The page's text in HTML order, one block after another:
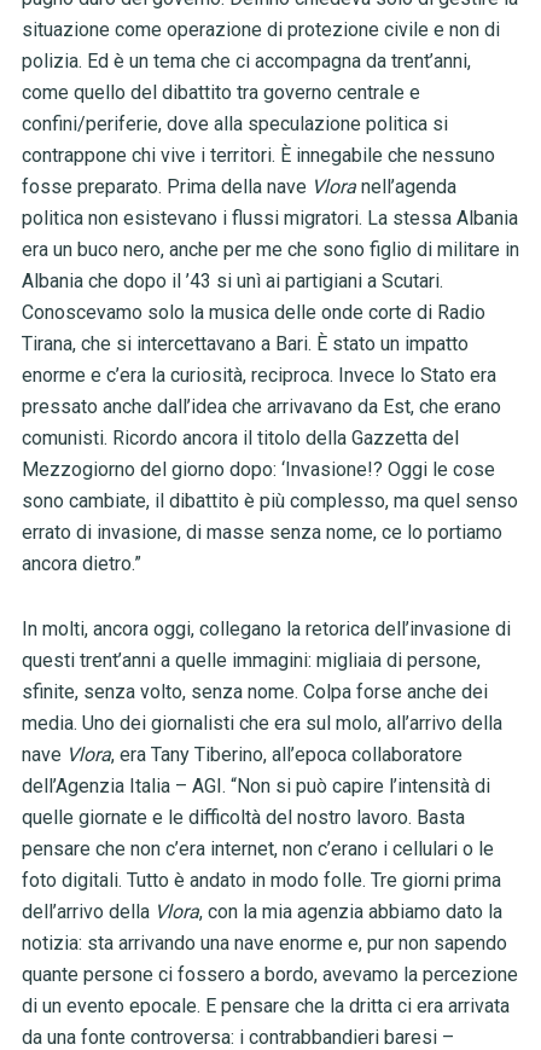
situazione come operazione di protezione civile e non di
polizia. Ed è un tema che ci accompagna da trent’anni,
come quello del dibattito tra governo centrale e
confini/periferie, dove alla speculazione politica si
contrappone chi vive i territori. È innegabile che nessuno
fosse preparato. Prima della nave Vloranell’agenda
politica non esistevano i flussi migratori. La stessa Albania
era un buco nero, anche per me che sono figlio di militare in
Albania che dopo il ’43 si unì ai partigiani a Scutari.
Conoscevamo solo la musica delle onde corte di Radio
Tirana, che si intercettavano a Bari. È stato un impatto
enorme e c’era la curiosità, reciproca. Invece lo Stato era
pressato anche dall’idea che arrivavano da Est, che erano
comunisti. Ricordo ancora il titolo della Gazzetta del
Mezzogiorno del giorno dopo: ‘Invasione!? Oggi le cose
sono cambiate, il dibattito è più complesso, ma quel senso
errato di invasione, di masse senza nome, ce lo portiamo
ancora dietro.”
In molti, ancora oggi, collegano la retorica dell’invasione di
questi trent’anni a quelle immagini: migliaia di persone,
sfinite, senza volto, senza nome. Colpa forse anche dei
media. Uno dei giornalisti che era sul molo, all’arrivo della
nave Vlora, era Tany Tiberino, all’epoca collaboratore
dell’Agenzia Italia – AGI. “Non si può capire l’intensità di
quelle giornate e le difficoltà del nostro lavoro. Basta
pensare che non c’era internet, non c’erano i cellulari o le
foto digitali. Tutto è andato in modo folle. Tre giorni prima
dell’arrivo della Vlora, con la mia agenzia abbiamo dato la
notizia: sta arrivando una nave enorme e, pur non sapendo
quante persone ci fossero a bordo, avevamo la percezione
di un evento epocale. E pensare che la dritta ci era arrivata
da una fonte controversa: i contrabbandieri baresi –